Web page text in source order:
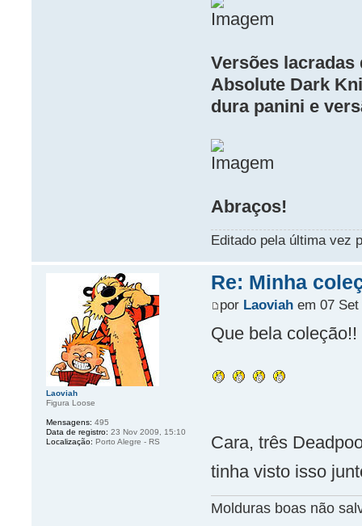
Versões lacradas
Absolute Dark
dura panini e
Abraços!
Editado pela última vez
Re: Minha
por Laoviahem 07 Set
Que bela
Cara, três
tinha visto isso
Molduras boas não
Laoviah
Figura Loose
Mensagens: 495
Data de registro: 23 Nov 2009, 15:10
Localização: Porto Alegre - RS